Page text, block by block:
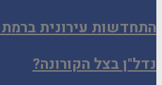
התחדשות עירונית
נדל"ן בצל הקורונה?